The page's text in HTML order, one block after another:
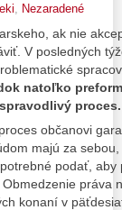
Nezaradené
ak nie
V posledných
natoľko
občanovi
majú za
podať,
práva
konaní v